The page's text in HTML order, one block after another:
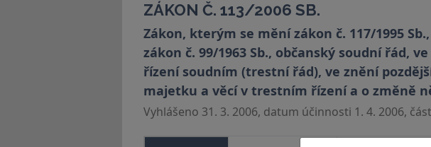
ZÁKON Č. 113/2006 SB.
Zákon, kterým se mění zákon č. 117/1995
zákon č. 99/1963 Sb., občanský soudní řád,
řízení soudním (trestní řád), ve znění
majetku a věcí v trestním řízení a o změně
Vyhlášeno 31. 3. 2006, datum účinnosti 1. 4. 2006,